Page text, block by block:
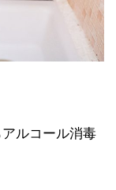
ルコール消毒